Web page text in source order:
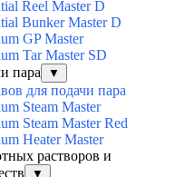
Reel Master D
Bunker Master D
GP Master
Tar Master SD
пара
▼
для подачи пара
Steam Master
Steam Master Red
Heater Master
растворов и
▼